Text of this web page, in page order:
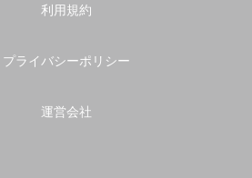
利用規約
プライバシーポリシー
運営会社